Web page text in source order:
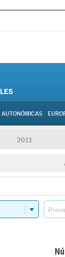
AUTONÓMICAS
2011